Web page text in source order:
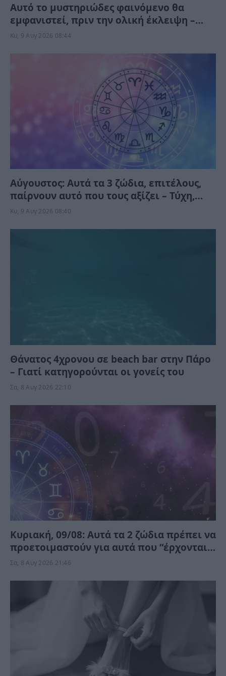
Αυτό το μυστηριώδες φαινόμενο θα
εμφανιστεί, πριν την ολική έκλειψη –
Μπορείτε να το δείτε αλλά όχι να το
Κυ, 9 Αυγ 2026 08:44
Αύγουστος: Αυτά τα 3 ζώδια, επιτέλους,
παίρνουν αυτό που τους αξίζει – Τύχη,
ευκαιρίες και απρόσμενες εξελίξεις
Κυ, 9 Αυγ 2026 08:40
Θάνατος 4χρονου σε beach bar στην Πάρο
– Γιατί κατηγορούνται οι γονείς του
Σα, 8 Αυγ 2026 22:10
Κυριακή, 09/08: Αυτά τα 2 ζώδια πρέπει να
προετοιμαστούν για αυτά που “έρχονται”
– Ποιοι κερδίζουν;
Σα, 8 Αυγ 2026 21:46